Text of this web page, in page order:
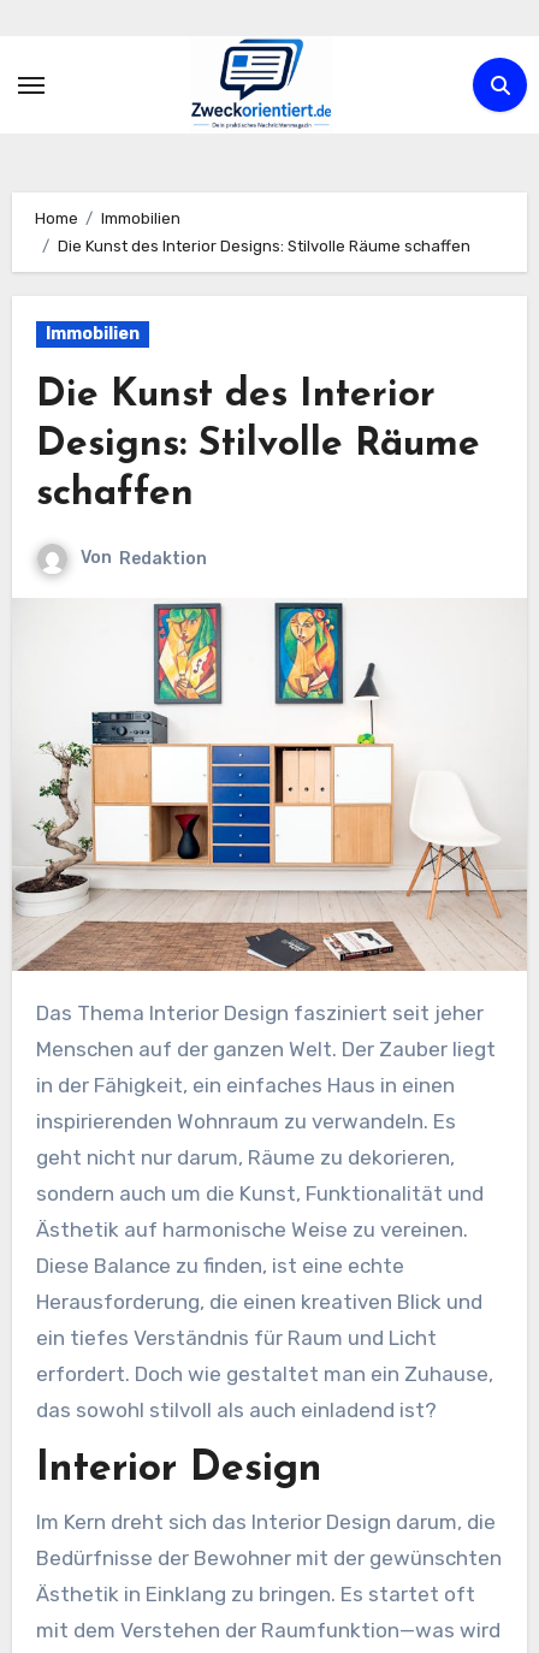
springen
Home
Immobilien
Die Kunst des Interior Designs: Stilvolle Räume schaffen
Immobilien
Die Kunst des Interior
Designs: Stilvolle Räume
schaffen
Von Redaktion
Das Thema Interior Design fasziniert seit jeher
Menschen auf der ganzen Welt. Der Zauber liegt
in der Fähigkeit, ein einfaches Haus in einen
inspirierenden Wohnraum zu verwandeln. Es
geht nicht nur darum, Räume zu dekorieren,
sondern auch um die Kunst, Funktionalität und
Ästhetik auf harmonische Weise zu vereinen.
Diese Balance zu finden, ist eine echte
Herausforderung, die einen kreativen Blick und
ein tiefes Verständnis für Raum und Licht
erfordert. Doch wie gestaltet man ein Zuhause,
das sowohl stilvoll als auch einladend ist?
Interior Design
Im Kern dreht sich das Interior Design darum, die
Bedürfnisse der Bewohner mit der gewünschten
Ästhetik in Einklang zu bringen. Es startet oft
mit dem Verstehen der Raumfunktion—was wird